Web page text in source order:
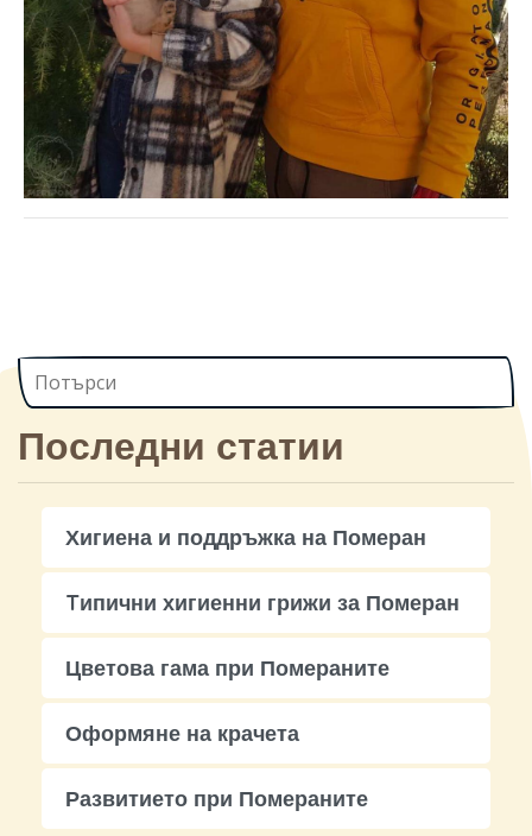
Последни статии
Хигиена и поддръжка на Померан
Tипични хигиенни грижи за Померан
Цветова гама при Помераните
Оформяне на крачета
Развитието при Помераните